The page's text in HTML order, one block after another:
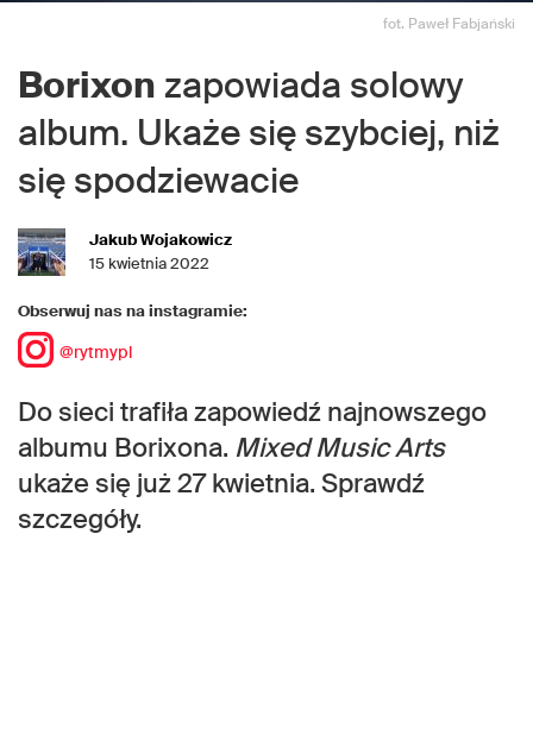
fot. Paweł Fabjański
Borixon zapowiada solowy
album. Ukaże się szybciej, niż
się spodziewacie
Jakub Wojakowicz
15 kwietnia 2022
Obserwuj nas na instagramie:
@rytmypl
Do sieci trafiła zapowiedź najnowszego
albumu Borixona. Mixed Music Arts
ukaże się już 27 kwietnia. Sprawdź
szczegóły.